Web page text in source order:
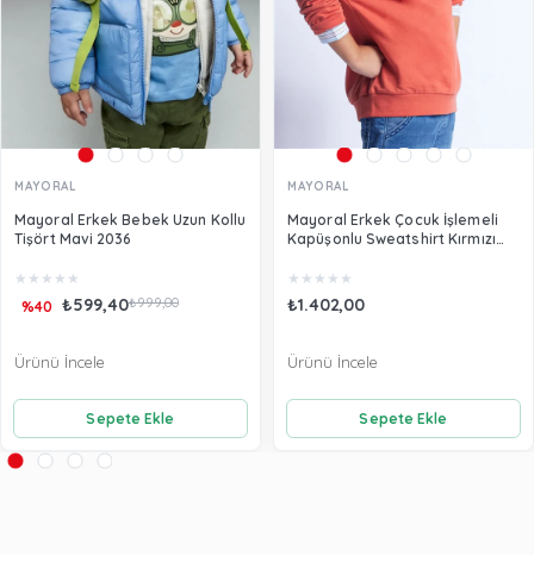
MAYORAL
Mayoral Erkek Bebek Uzun Kollu
Tişört Mavi 2036
★ ★ ★ ★ ★
₺599,40₺999,00
%40
Sepete Ekle
Ürünü İncele
MAYORAL
Mayoral Erkek Çocuk İşlemeli
Kapüşonlu Sweatshirt Kırmızı
★ ★ ★ ★ ★
₺1.402,00
Sepete Ekle
Ürünü İncele